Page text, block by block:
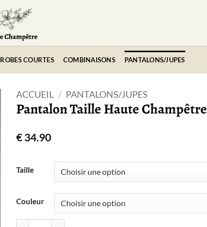
ROBES COURTES COMBINAISONS PANTALONS/JUPES
ACCUEIL / PANTALONS/JUPES
Pantalon Taille Haute Champêtre
€ 34.90
Taille
Couleur